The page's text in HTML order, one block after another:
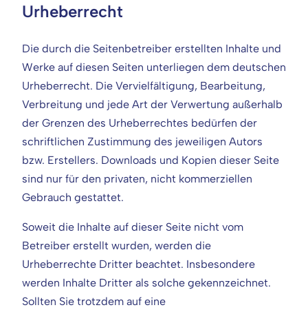
Urheberrecht
Die durch die Seitenbetreiber erstellten Inhalte und
Werke auf diesen Seiten unterliegen dem deutschen
Urheberrecht. Die Vervielfältigung, Bearbeitung,
Verbreitung und jede Art der Verwertung außerhalb
der Grenzen des Urheberrechtes bedürfen der
schriftlichen Zustimmung des jeweiligen Autors
bzw. Erstellers. Downloads und Kopien dieser Seite
sind nur für den privaten, nicht kommerziellen
Gebrauch gestattet.
Soweit die Inhalte auf dieser Seite nicht vom
Betreiber erstellt wurden, werden die
Urheberrechte Dritter beachtet. Insbesondere
werden Inhalte Dritter als solche gekennzeichnet.
Sollten Sie trotzdem auf eine